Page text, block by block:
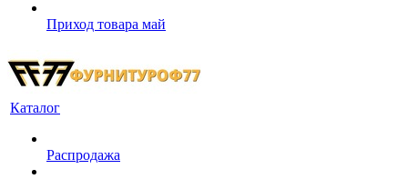
Приход товара май
Каталог
Распродажа